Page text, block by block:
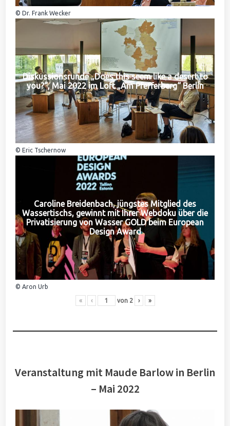
© Dr. Frank Wecker
Diskussionsrunde „Does this seem like a desert to
you?“, Mai 2022 im Loft „Am Pfefferberg“ Berlin
© Eric Tschernow
Caroline Breidenbach, jüngstes Mitglied des
Wassertischs, gewinnt mit Ihrer Webdoku über die
Privatisierung von Wasser GOLD beim European
Design Award
© Aron Urb
« ‹ von 2 › »
Veranstaltung mit Maude Barlow in Berlin
– Mai 2022